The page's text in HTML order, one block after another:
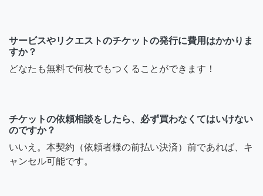
サービスやリクエストのチケットの発行に費用はかかりま
すか？
どなたも無料で何枚でもつくることができます！
チケットの依頼相談をしたら、必ず買わなくてはいけない
のですか？
いいえ。本契約（依頼者様の前払い決済）前であれば、キ
ャンセル可能です。